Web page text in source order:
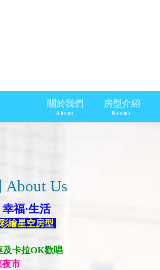
關於我們
About
房型介紹
Rooms
About Us
福·生活
繪星空房型
及卡拉OK歡唱
夜市